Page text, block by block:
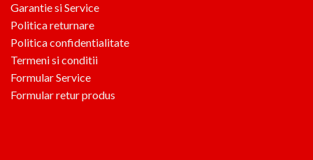
Garantie si Service
Politica returnare
Politica confidentialitate
Termeni si conditii
Formular Service
Formular retur produs